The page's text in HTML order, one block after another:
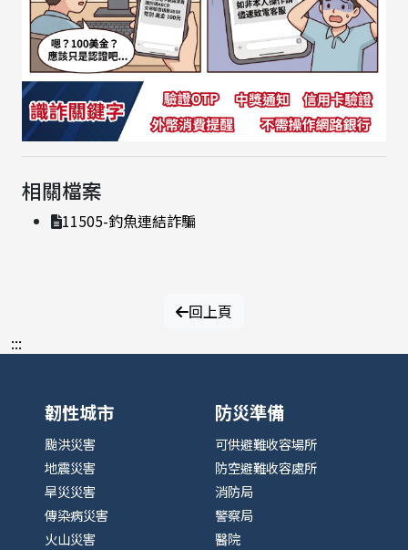
相關檔案
11505-釣魚連結詐騙
回上頁
:::
韌性城市
颱洪災害
地震災害
旱災災害
傳染病災害
火山災害
防災準備
可供避難收容場所
防空避難收容處所
消防局
警察局
醫院